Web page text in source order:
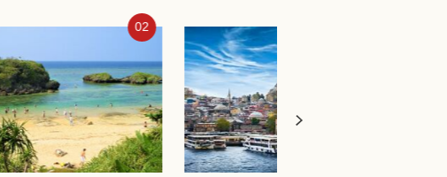
03